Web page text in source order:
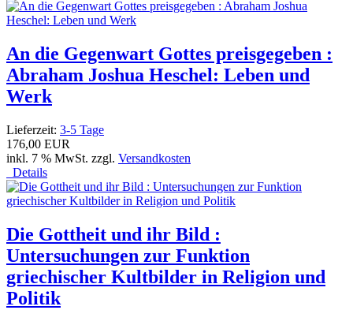
An die Gegenwart Gottes preisgegeben :
Abraham Joshua Heschel: Leben und
Werk
Lieferzeit: 3-5 Tage
176,00 EUR
inkl. 7 % MwSt. zzgl. Versandkosten
Details
Die Gottheit und ihr Bild :
Untersuchungen zur Funktion
griechischer Kultbilder in Religion und
Politik